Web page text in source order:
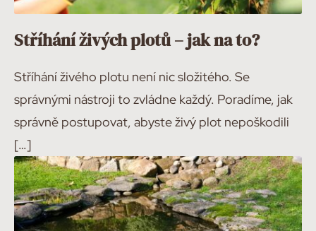
Stříhání živých plotů – jak na to?
Stříhání živého plotu není nic složitého. Se
správnými nástroji to zvládne každý. Poradíme, jak
správně postupovat, abyste živý plot nepoškodili
[…]